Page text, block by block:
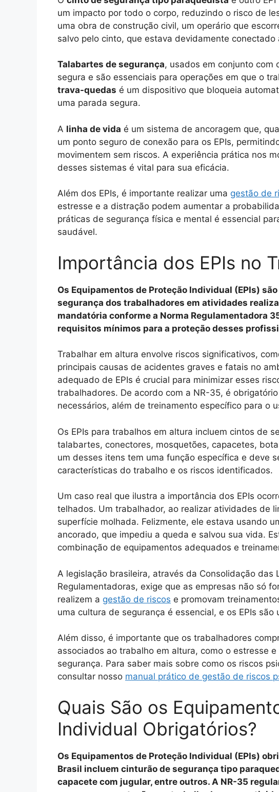
um impacto por todo o corpo, reduzindo o risco de
uma obra de construção civil, um operário que
salvo pelo cinto, que estava devidamente conectado
Talabartes de segurança, usados em conjunto com
segura e são essenciais para operações em que o
trava-quedas é um dispositivo que bloqueia
uma parada segura.
A linha de vida é um sistema de ancoragem que,
um ponto seguro de conexão para os EPIs,
movimentem sem riscos. A experiência prática nos
desses sistemas é vital para sua eficácia.
Além dos EPIs, é importante realizar uma gestão de
estresse e a distração podem aumentar a
práticas de segurança física e mental é essencial
saudável.
Importância dos EPIs no
Os Equipamentos de Proteção Individual (EPIs)
segurança dos trabalhadores em atividades
mandatória conforme a Norma Regulamentadora
requisitos mínimos para a proteção desses
Trabalhar em altura envolve riscos significativos,
principais causas de acidentes graves e fatais no
adequado de EPIs é crucial para minimizar esses
trabalhadores. De acordo com a NR-35, é
necessários, além de treinamento específico para o
Os EPIs para trabalhos em altura incluem cintos de
talabartes, conectores, mosquetões, capacetes,
um desses itens tem uma função específica e deve
características do trabalho e os riscos identificados.
Um caso real que ilustra a importância dos EPIs
telhados. Um trabalhador, ao realizar atividades de
superfície molhada. Felizmente, ele estava usando
ancorado, que impediu a queda e salvou sua vida.
combinação de equipamentos adequados e
A legislação brasileira, através da Consolidação das
Regulamentadoras, exige que as empresas não só
realizem a gestão de riscos e promovam
uma cultura de segurança é essencial, e os EPIs
Além disso, é importante que os trabalhadores
associados ao trabalho em altura, como o estresse
segurança. Para saber mais sobre como os riscos
consultar nosso manual prático de gestão de riscos
Quais São os
Individual Obrigatórios?
Os Equipamentos de Proteção Individual (EPIs)
Brasil incluem cinturão de segurança tipo
capacete com jugular, entre outros. A NR-35